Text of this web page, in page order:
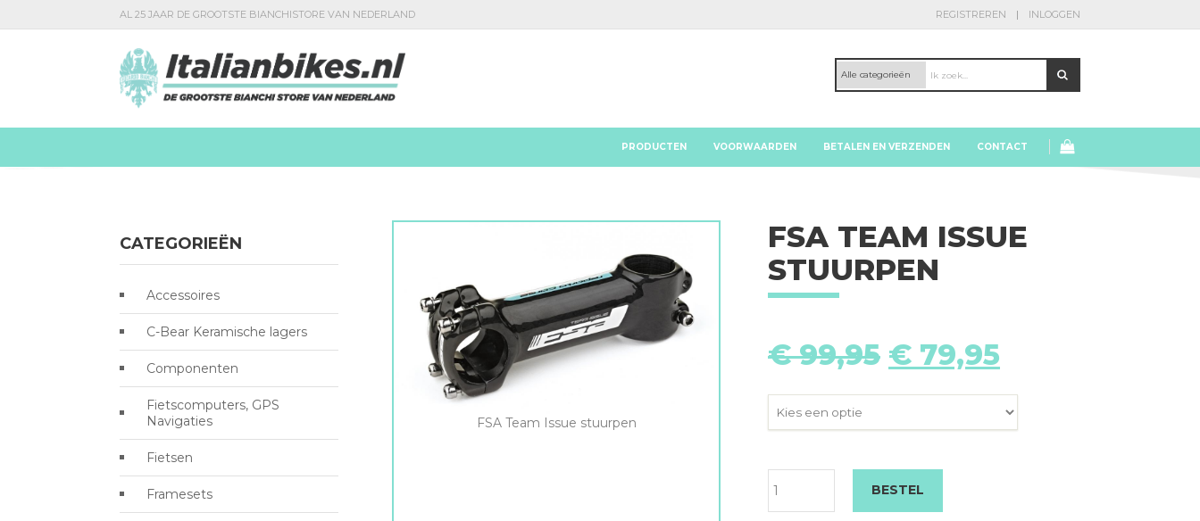
AL 25 JAAR DE GROOTSTE BIANCHISTORE VAN NEDERLAND REGISTREREN INLOGGEN
PRODUCTEN VOORWAARDEN BETALEN EN VERZENDEN CONTACT
FSA Team Issue stuurpen
FSA TEAM ISSUE
STUURPEN
€99,95 Oorspronkelijke
prijs
was:
€ 99,95.
€ 79,95
prijs
is:
€ 79,95.
Team
BESTEL
CATEGORIEËN
Accessoires
C-Bear Keramische lagers
Componenten
Fietscomputers, GPS
Navigaties
Fietsen
Framesets